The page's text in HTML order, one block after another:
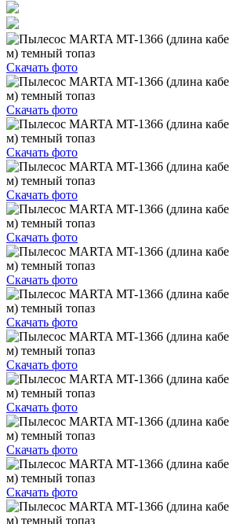
Скачать фото
Скачать фото
Скачать фото
Скачать фото
Скачать фото
Скачать фото
Скачать фото
Скачать фото
Скачать фото
Скачать фото
Скачать фото